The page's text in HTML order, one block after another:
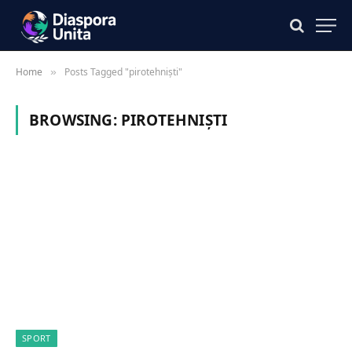
Home » Posts Tagged "pirotehniști"
BROWSING: PIROTEHNIȘTI
SPORT